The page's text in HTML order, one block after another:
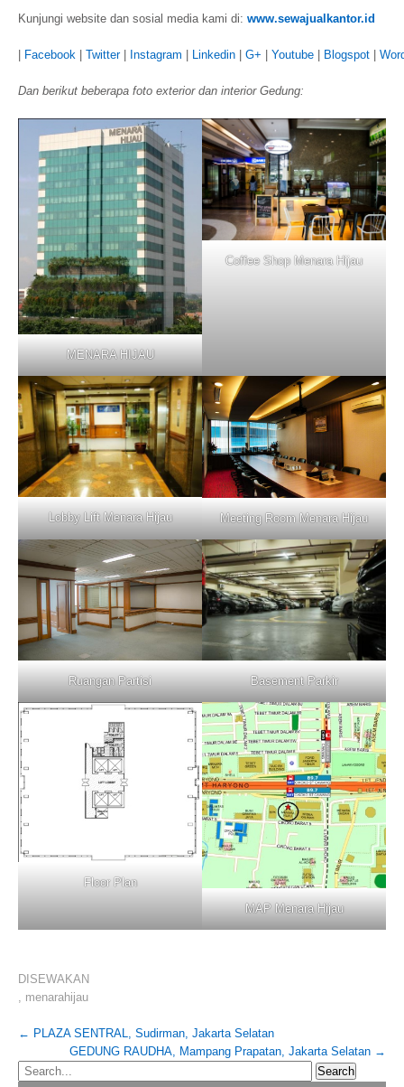
Kunjungi website dan sosial media kami di: www.sewajualkantor.id
Facebook Twitter| Instagram Linkedin G+ Youtube Blogspot
Dan berikut beberapa foto exterior dan interior Gedung:
MENARA HIJAU
Coffee Shop Menara Hijau
Lobby Lift Menara Hijau Meeting Room Menara Hijau
Ruangan Partisi Basement Parkir
Floor Plan
MAP Menara Hijau
DISEWAKAN
menarahijau
Post
navigation
← PLAZA SENTRAL, Sudirman, Jakarta Selatan
GEDUNG RAUDHA, Mampang Prapatan, Jakarta Selatan →